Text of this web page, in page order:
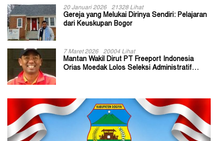
20 Januari 2026 21328 Lihat
Gereja yang Melukai Dirinya Sendiri: Pelajaran
dari Keuskupan Bogor
7 Maret 2026 20004 Lihat
Mantan Wakil Dirut PT Freeport Indonesia
Orias Moedak Lolos Seleksi Administratif